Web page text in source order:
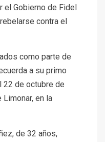
el Gobierno de Fidel
contra el
como parte de
a su primo
22 de octubre de
en la
de 32 años,